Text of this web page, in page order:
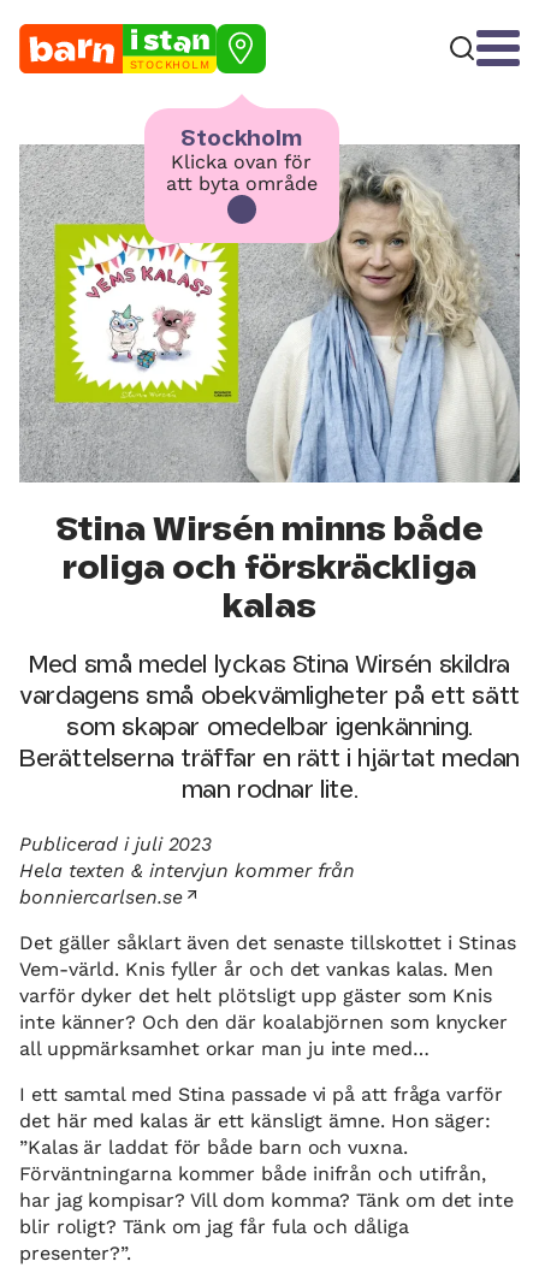
STOCKHOLM
Stockholm
Klicka ovan för
att byta område
Stina Wirsén minns både
roliga och förskräckliga
kalas
Med små medel lyckas Stina Wirsén skildra
vardagens små obekvämligheter på ett sätt
som skapar omedelbar igenkänning.
Berättelserna träffar en rätt i hjärtat medan
man rodnar lite.
Publicerad i juli 2023
Hela texten & intervjun kommer från
bonniercarlsen.se
Det gäller såklart även det senaste tillskottet i Stinas
Vem-värld. Knis fyller år och det vankas kalas. Men
varför dyker det helt plötsligt upp gäster som Knis
inte känner? Och den där koalabjörnen som knycker
all uppmärksamhet orkar man ju inte med…
I ett samtal med Stina passade vi på att fråga varför
det här med kalas är ett känsligt ämne. Hon säger:
”Kalas är laddat för både barn och vuxna.
Förväntningarna kommer både inifrån och utifrån,
har jag kompisar? Vill dom komma? Tänk om det inte
blir roligt? Tänk om jag får fula och dåliga
presenter?”.